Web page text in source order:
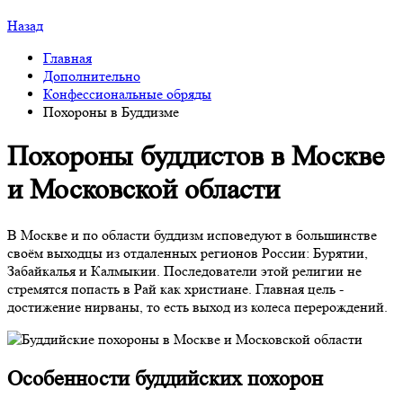
Назад
Главная
Дополнительно
Конфессиональные обряды
Похороны в Буддизме
Похороны буддистов в Москве
и Московской области
В Москве и по области буддизм исповедуют в большинстве
своём выходцы из отдаленных регионов России: Бурятии,
Забайкалья и Калмыкии. Последователи этой религии не
стремятся попасть в Рай как христиане. Главная цель -
достижение нирваны, то есть выход из колеса перерождений.
Особенности буддийских похорон